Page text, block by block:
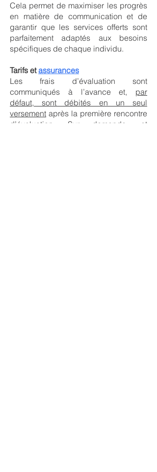
Cela permet de maximiser les progrès
en matière de communication et de
garantir que les services offerts sont
parfaitement adaptés aux besoins
spécifiques de chaque individu.
Tarifs etassurances
Les frais d’évaluation sont
communiqués à l’avance et, par
défaut, sont débités en un seul
versement après la première rencontre
d’évaluation. Sur demande
, et